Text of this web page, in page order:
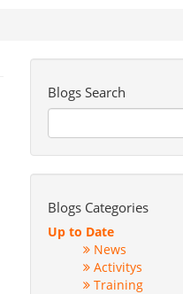
Blogs Search
Blogs Categories
Up to Date
News
Activitys
Training